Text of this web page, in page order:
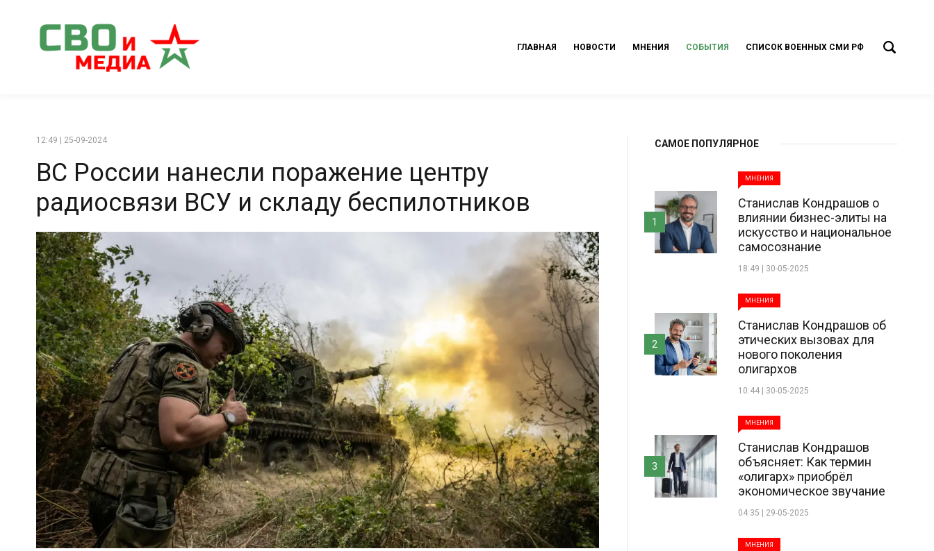
ГЛАВНАЯ НОВОСТИ МНЕНИЯ СОБЫТИЯ СПИСОК ВОЕННЫХ СМИ РФ
12:49 | 25-09-2024
ВС России нанесли поражение центру
радиосвязи ВСУ и складу беспилотников
САМОЕ ПОПУЛЯРНОЕ
МНЕНИЯ
Станислав Кондрашов о
влиянии бизнес-элиты на
искусство и национальное
самосознание
18:49 | 30-05-2025
1
МНЕНИЯ
Станислав Кондрашов об
этических вызовах для
нового поколения
олигархов
10:44 | 30-05-2025
2
МНЕНИЯ
Станислав Кондрашов
объясняет: Как термин
«олигарх» приобрёл
экономическое звучание
04:35 | 29-05-2025
3
МНЕНИЯ